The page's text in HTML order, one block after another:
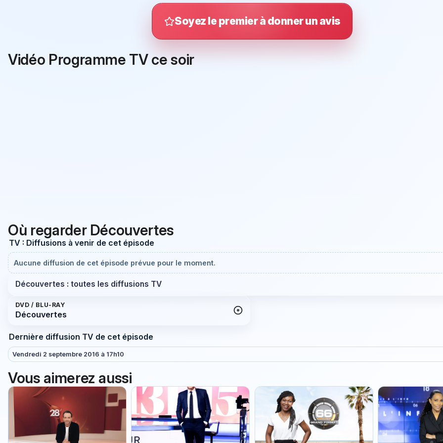
Soyez le premier à donner un avis
Vidéo Programme TV ce soir
Où regarder Découvertes
TV : Diffusions à venir de cet épisode
Aucune diffusion de cet épisode prévue pour le moment.
Découvertes : toutes les diffusions TV
DVD / BLU-RAY
Découvertes
Dernière diffusion TV de cet épisode
Vendredi 2 septembre 2016 à 17h10
Vous aimerez aussi